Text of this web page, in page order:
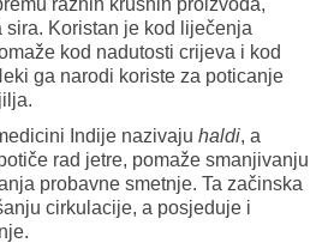
raznih krušnih proizvoda,
sira. Koristan je kod liječenja
kod nadutosti crijeva i kod
ga narodi koriste za poticanje
Indije nazivaju haldi, a
rad jetre, pomaže smanjivanju
probavne smetnje. Ta začinska
cirkulacije, a posjeduje i